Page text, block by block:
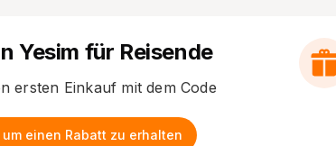
Yesim für Reisende
ersten Einkauf mit dem Code
einen Rabatt zu erhalten